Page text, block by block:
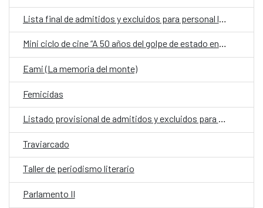
Mini ciclo de cine “A 50 años del golpe de estado en Chile”
Eami (La memoria del monte)
Femicidas
Listado provisional de admitidos y excluidos para la Embajada de España
Traviarcado
Taller de periodismo literario
Parlamento II